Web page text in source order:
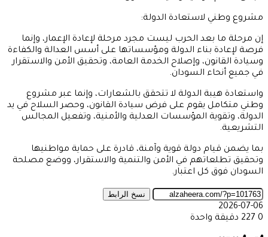
مشروع وطني لاستعادة الدولة:
إن مرحلة ما بعد الحرب ليست مجرد مرحلة لإعادة الإعمار، وإنما
فرصة لإعادة بناء الدولة ومؤسساتها على أسس العدالة والكفاءة
وسيادة القانون، وإصلاح الخدمة العامة، وتحقيق الأمن والاستقرار
في جميع أنحاء السودان.
واستعادة هيبة الدولة لا تتحقق بالشعارات، وإنما عبر مشروع
وطني متكامل يقوم على فرض سيادة القانون، وحصر السلاح في يد
الدولة، وتقوية المؤسسات العدلية والأمنية، وتفعيل المجالس
التشريعية.
بما يضمن قيام دولة قوية وآمنة، قادرة على حماية مواطنيها
وتحقيق تطلعاتهم في الأمن والتنمية والاستقرار، ووضع مصلحة
السودان فوق كل اعتبار.
نسخ الرابط
2026-07-06
0
دقيقة واحدة